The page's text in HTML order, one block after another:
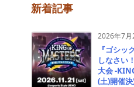
新着記事
2026年7月
『ゴシッ
しなさい
大会 -
(土)開催決